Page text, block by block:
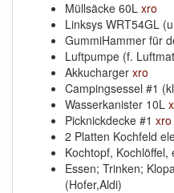
Müllsäcke 60L xro
Linksys WRT54GL
GummiHammer für
Luftpumpe (f.
Akkucharger xro
Campingsessel #1
Wasserkanister 10L
Picknickdecke #1 xro
2 Platten Kochfeld
Kochtopf, Kochlöffel,
Essen; Trinken;
(Hofer,Aldi)